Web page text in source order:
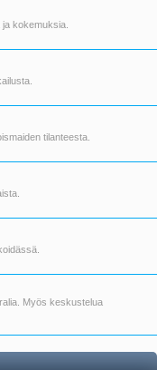
kokemuksia.
tilanteesta.
Myös keskustelua